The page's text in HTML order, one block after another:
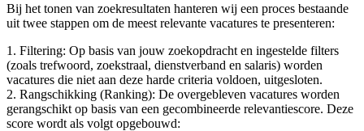
Bij het tonen van zoekresultaten hanteren wij een proces bestaande
uit twee stappen om de meest relevante vacatures te presenteren:
1. Filtering: Op basis van jouw zoekopdracht en ingestelde filters
(zoals trefwoord, zoekstraal, dienstverband en salaris) worden
vacatures die niet aan deze harde criteria voldoen, uitgesloten.
2. Rangschikking (Ranking): De overgebleven vacatures worden
gerangschikt op basis van een gecombineerde relevantiescore. Deze
score wordt als volgt opgebouwd: